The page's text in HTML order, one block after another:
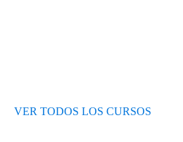
VER TODOS LOS CURSOS